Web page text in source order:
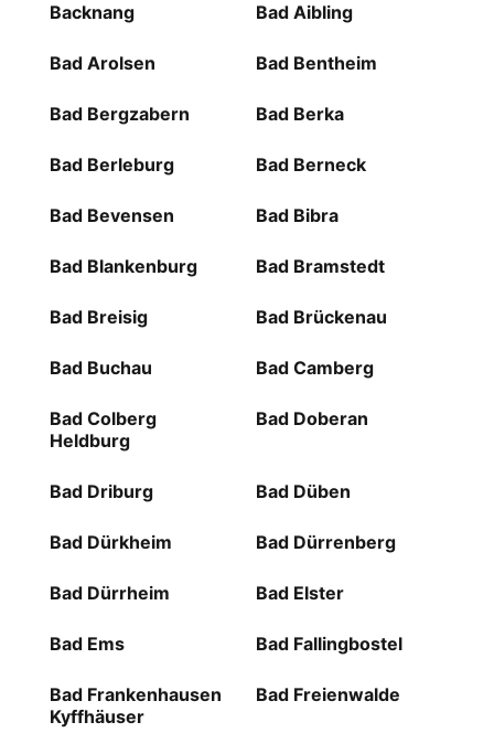
Backnang Bad Aibling
Bad Arolsen Bad Bentheim
Bad Bergzabern Bad Berka
Bad Berleburg Bad Berneck
Bad Bevensen Bad Bibra
Bad Blankenburg Bad Bramstedt
Bad Breisig Bad Brückenau
Bad Buchau Bad Camberg
Bad Colberg
Heldburg
Bad Doberan
Bad Driburg Bad Düben
Bad Dürkheim Bad Dürrenberg
Bad Dürrheim Bad Elster
Bad Ems Bad Fallingbostel
Bad Frankenhausen
Kyffhäuser
Bad Freienwalde